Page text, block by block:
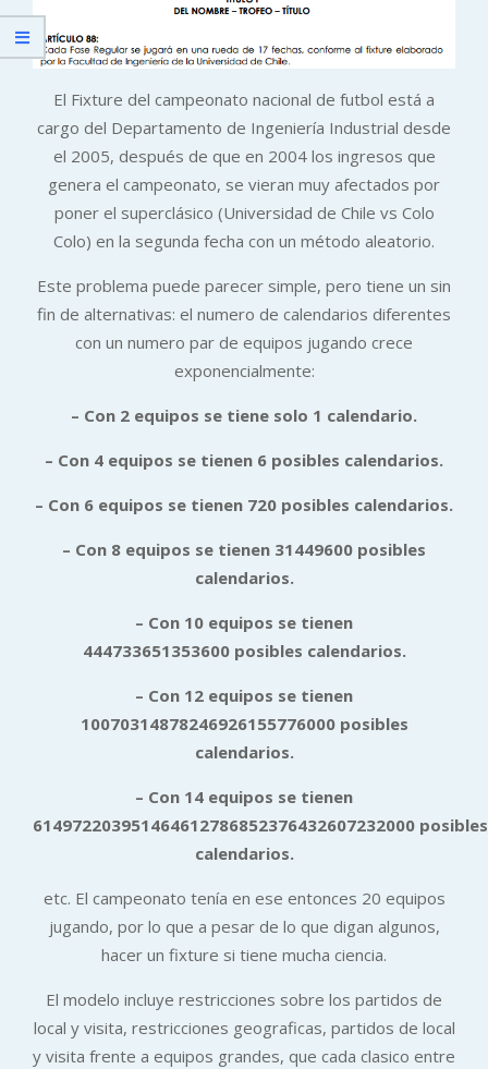
El Fixture del campeonato nacional de futbol está a
cargo del Departamento de Ingeniería Industrial desde
el 2005, después de que en 2004 los ingresos que
genera el campeonato, se vieran muy afectados por
poner el superclásico (Universidad de Chile vs Colo
Colo) en la segunda fecha con un método aleatorio.
Este problema puede parecer simple, pero tiene un sin
fin de alternativas: el numero de calendarios diferentes
con un numero par de equipos jugando crece
exponencialmente:
– Con 2 equipos se tiene solo 1 calendario.
– Con 4 equipos se tienen 6 posibles calendarios.
– Con 6 equipos se tienen 720 posibles calendarios.
– Con 8 equipos se tienen 31449600 posibles
calendarios.
– Con 10 equipos se tienen
444733651353600 posibles calendarios.
– Con 12 equipos se tienen
10070314878246926155776000 posibles
calendarios.
– Con 14 equipos se tienen
614972203951464612786852376432607232000 posibles
calendarios.
etc. El campeonato tenía en ese entonces 20 equipos
jugando, por lo que a pesar de lo que digan algunos,
hacer un fixture si tiene mucha ciencia.
El modelo incluye restricciones sobre los partidos de
local y visita, restricciones geograficas, partidos de local
y visita frente a equipos grandes, que cada clasico entre